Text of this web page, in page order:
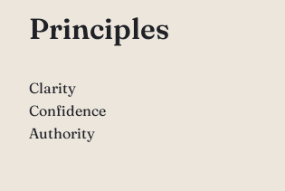
Principles
Clarity
Confidence
Authority